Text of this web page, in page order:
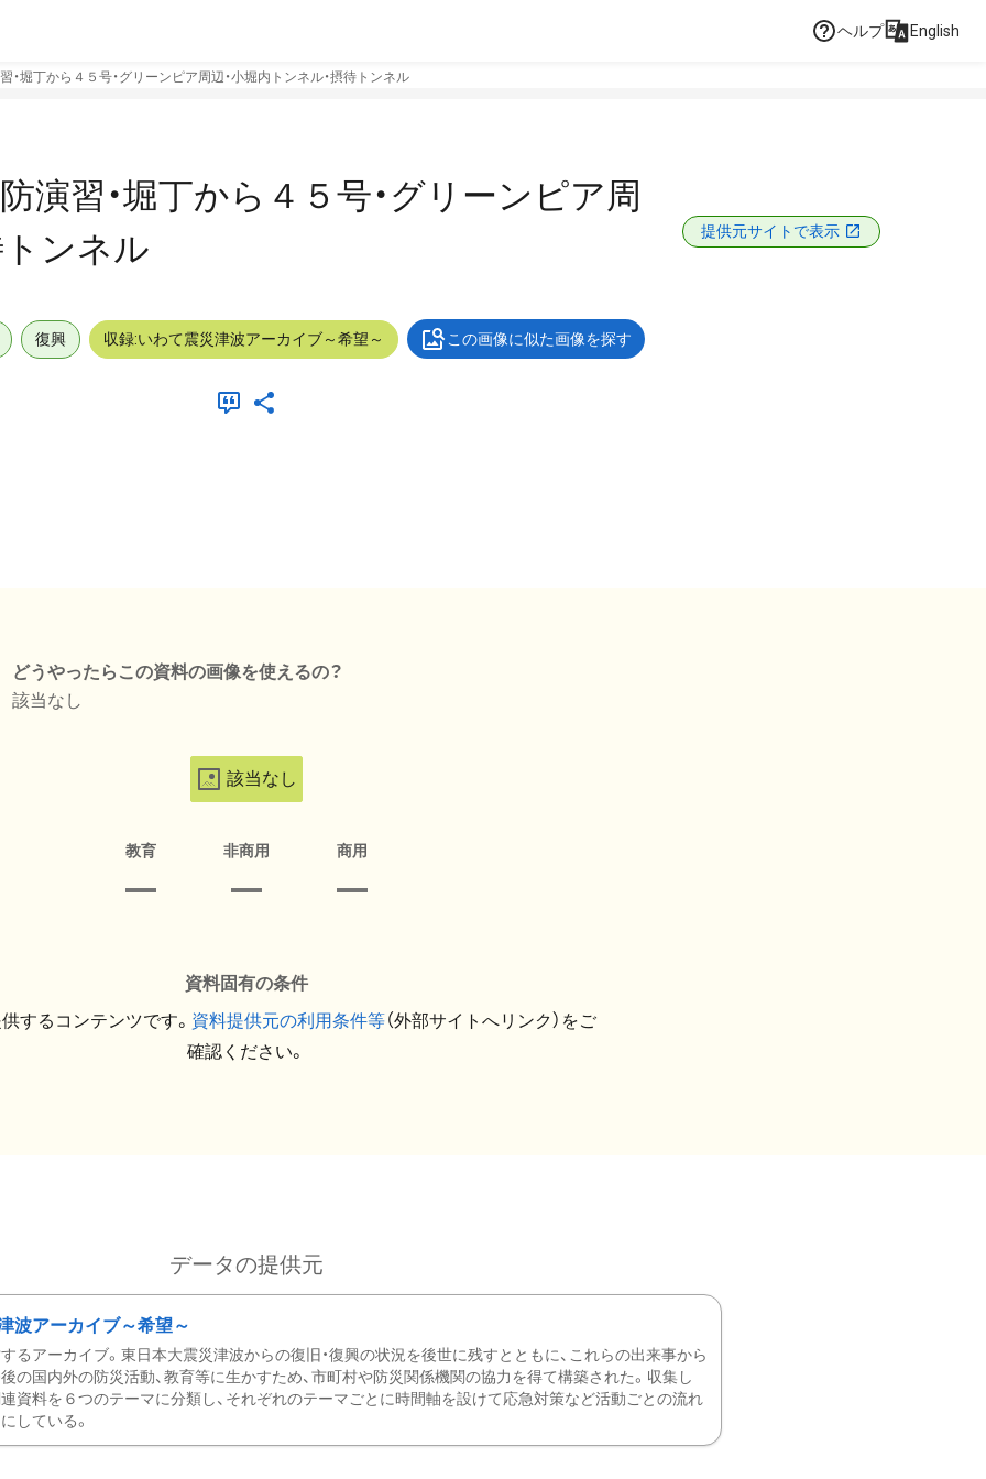
ヘルプ English
・堀丁から４５号・グリーンピア周辺・小堀内トンネル・摂待トンネル
演習・堀丁から４５号・グリーンピア周
トンネル
提供元サイトで表示
復興 収録:いわて震災津波アーカイブ～希望～ この画像に似た画像を探す
どうやったらこの資料の画像を使えるの？
該当なし
該当なし
教育 非商用 商用
資料固有の条件
するコンテンツです。 資料提供元の利用条件等（外部サイトへリンク）をご
確認ください。
データの提供元
波アーカイブ～希望～
るアーカイブ。東日本大震災津波からの復旧・復興の状況を後世に残すとともに、これらの出来事から
の国内外の防災活動、教育等に生かすため、市町村や防災関係機関の協力を得て構築された。収集し
資料を６つのテーマに分類し、それぞれのテーマごとに時間軸を設けて応急対策など活動ごとの流れ
している。